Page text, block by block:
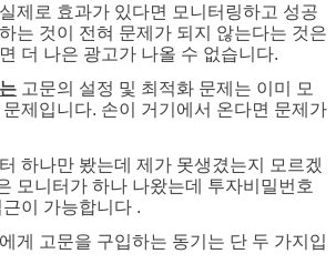
제로 효과가 있다면 모니터링하고 성공
는 것이 전혀 문제가 되지 않는다는 것은
더 나은 광고가 나올 수 없습니다.
고문의 설정 및 최적화 문제는 이미 모
제입니다. 손이 거기에서 온다면 문제가
하나만 봤는데 제가 못생겼는지 모르겠
모니터가 하나 나왔는데 투자비밀번호
이 가능합니다 .
게 고문을 구입하는 동기는 단 두 가지입